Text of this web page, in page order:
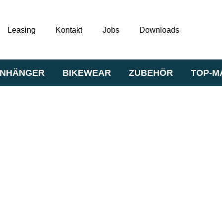
Leasing Kontakt Jobs Downloads
BIKEWEAR ZUBEHÖR TOP-